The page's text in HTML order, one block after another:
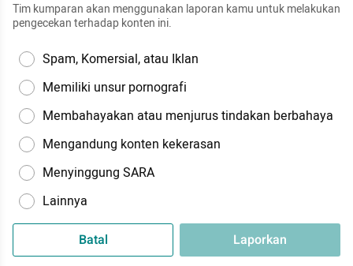
Tim kumparan akan menggunakan laporan kamu untuk melakukan
pengecekan terhadap konten ini.
Spam, Komersial, atau Iklan
Memiliki unsur pornografi
Membahayakan atau menjurus tindakan berbahaya
Mengandung konten kekerasan
Menyinggung SARA
Lainnya
Batal Laporkan